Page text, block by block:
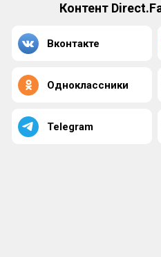
Контент
Вконтакте
Одноклассники
Telegram